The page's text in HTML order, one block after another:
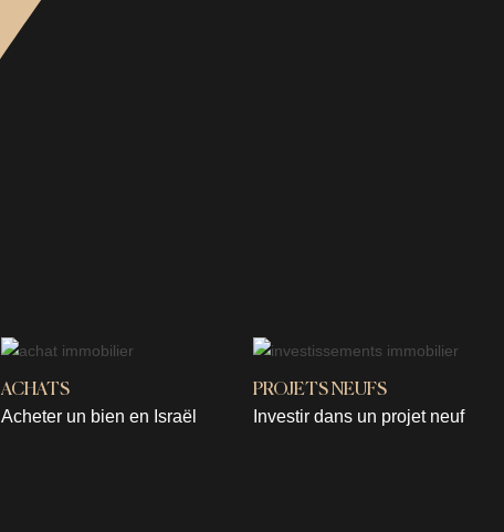
ACHATS
Acheter un bien en Israël
PROJETS NEUFS
Investir dans un projet neuf